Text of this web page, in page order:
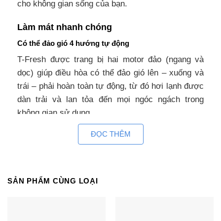
cho không gian sống của bạn.
Làm mát nhanh chóng
Có thể đảo gió 4 hướng tự động
T-Fresh được trang bị hai motor đảo (ngang và
dọc) giúp điều hòa có thể đảo gió lên – xuống và
trái – phải hoàn toàn tự động, từ đó hơi lạnh được
dàn trải và lan tỏa đến mọi ngóc ngách trong
không gian sử dụng.
Người dùng sẽ tận hưởng được không gian mát
Mát lạnh tự nhiên nhờ chế độ REAL COOL
ĐỌC THÊM
SẢN PHẨM CÙNG LOẠI